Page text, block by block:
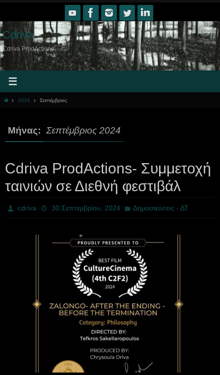
content
Cdriva
Cdriva ProdActions
Home2024 Σεπτέμβριος
Μήνας: Σεπτέμβριος 2024
Cdriva ProdActions- Συμμετοχή
ταινιών σε Διεθνή φεστιβάλ
cdriva 30 Σεπτεμβρίου, 2024 Δημοσιεύσεις - ΔΤ